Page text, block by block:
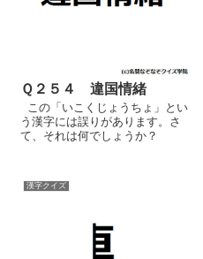
Ｑ２５４ 違国情緒
この「いこくじょうちょ」とい
う漢字には誤りがあります。さ
て、それは何でしょうか？
漢字クイズ